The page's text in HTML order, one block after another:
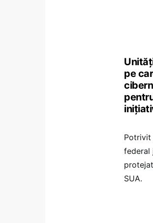
pe
Potrivit
federal
SUA.